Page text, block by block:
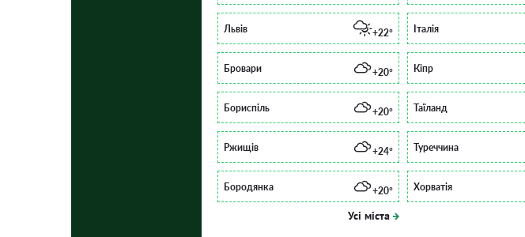
Львів +22°
Бровари +20°
Бориспіль +20°
Ржищів +24°
Бородянка +20°
Усі міста
Італія
Кіпр
Таїланд
Туреччина
Хорватія